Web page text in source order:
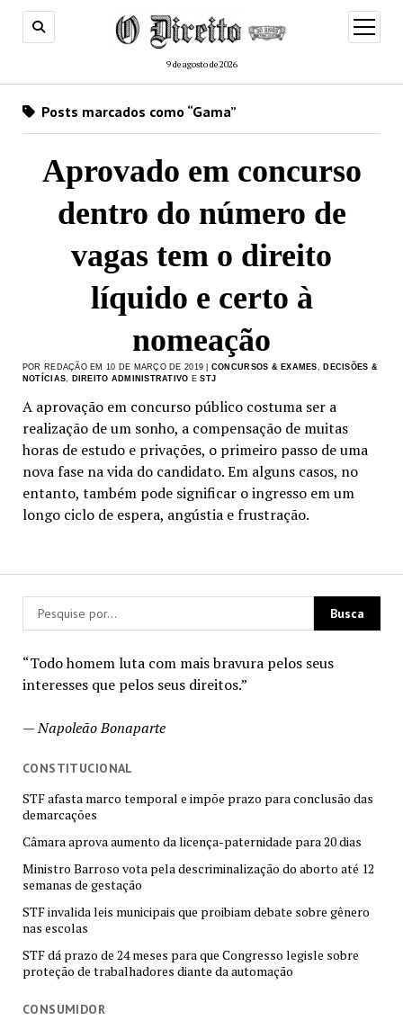
9 de agosto de 2026
menu
de
“Todo homem luta com mais bravura pelos seus
interesses que pelos seus direitos.”
—Napoleão Bonaparte
CONSTITUCIONAL
STF afasta marco temporal e impõe prazo para conclusão das
demarcações
Câmara aprova aumento da licença-paternidade para 20 dias
Ministro Barroso vota pela descriminalização do aborto até 12
semanas de gestação
STF invalida leis municipais que proibiam debate sobre gênero
nas escolas
STF dá prazo de 24 meses para que Congresso legisle sobre
proteção de trabalhadores diante da automação
CONSUMIDOR
Posts marcados como “Gama”
Aprovado em concurso
dentro do número de
vagas tem o direito
líquido e certo à
nomeação
POR REDAÇÃO EM 10 DE MARÇO DE 2019 | CONCURSOS & EXAMES, DECISÕES &
NOTÍCIAS, DIREITO ADMINISTRATIVO ESTJ
A aprovação em concurso público costuma ser a
realização de um sonho, a compensação de muitas
horas de estudo e privações, o primeiro passo de uma
nova fase na vida do candidato. Em alguns casos, no
entanto, também pode significar o ingresso em um
longo ciclo de espera, angústia e frustração.